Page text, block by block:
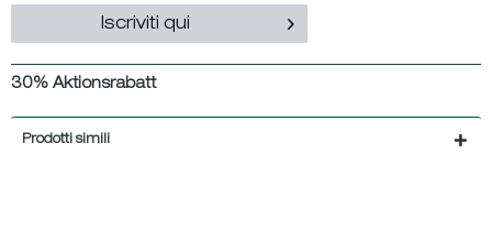
Iscriviti qui
30% Aktionsrabatt
Prodotti simili